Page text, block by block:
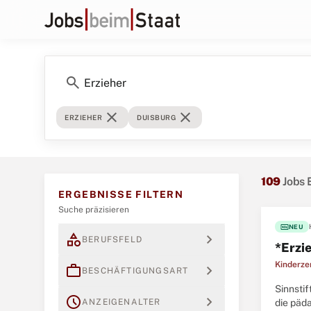
search
ERZIEHER close DUISBURG close
ERGEBNISSE FILTERN
Suche präzisieren
category BERUFSFELD expand_more
work BESCHÄFTIGUNGSART expand_more
scheduleANZEIGENALTER expand_more
109Jobs
fiber_newNEU
die